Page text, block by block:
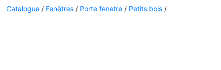
Catalogue / Fenêtres / Porte fenetre / Petits bois /